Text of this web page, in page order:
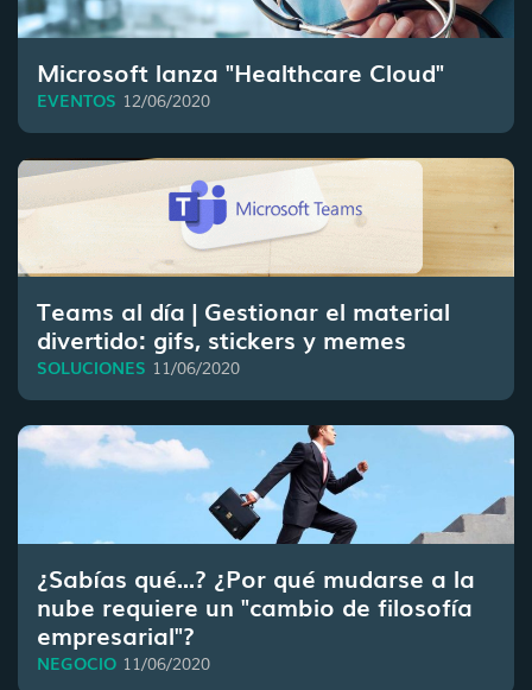
Microsoft lanza "Healthcare Cloud"
EVENTOS 12/06/2020
Teams al día | Gestionar el material
divertido: gifs, stickers y memes
SOLUCIONES 11/06/2020
¿Sabías qué...? ¿Por qué mudarse a la
nube requiere un "cambio de filosofía
empresarial"?
NEGOCIO 11/06/2020